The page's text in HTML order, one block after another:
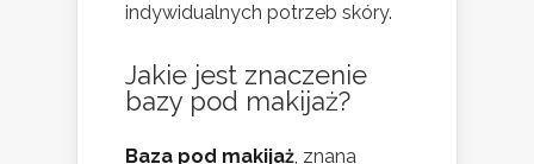
indywidualnych potrzeb skóry.
Jakie jest znaczenie
bazy pod makijaż?
Baza pod makijaż, znana